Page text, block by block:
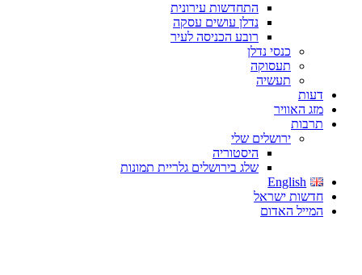
התחדשות עירונית
נדלן עושים עסקה
רובע הכניסה לעיר
כנסי נדלן
תעסוקה
תעשיה
דעות
מזג האוויר
תרבות
ירושלים שלי
היסטוריה
שלג בירושלים גלריית תמונות
English
חדשות ישראל
המייל האדום